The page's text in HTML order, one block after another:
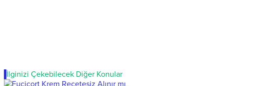
İlginizi Çekebilecek Diğer Konular